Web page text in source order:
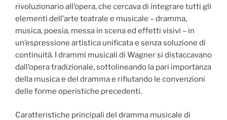
rivoluzionario all’opera, che cercava di integrare tutti gli
elementi dell’arte teatrale e musicale – dramma,
musica, poesia, messa in scena ed effetti visivi – in
un’espressione artistica unificata e senza soluzione di
continuità. I drammi musicali di Wagner si distaccavano
dall’opera tradizionale, sottolineando la pari importanza
della musica e del dramma e rifiutando le convenzioni
delle forme operistiche precedenti.
Caratteristiche principali del dramma musicale di